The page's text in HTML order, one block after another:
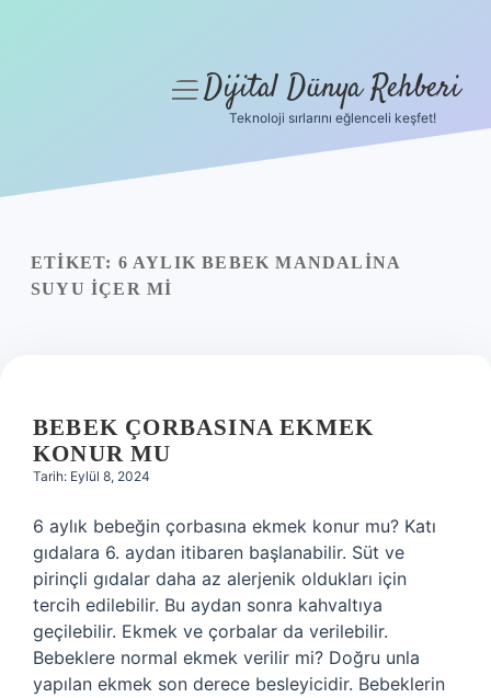
Yasal Uyarı
menüyüDijital Dünya Rehberi
Teknoloji sırlarını eğlenceli keşfet!
ETIKET: 6 AYLIK BEBEK MANDALINA
SUYU IÇER MI
BEBEK ÇORBASINA EKMEK
KONUR MU
Tarih: Eylül 8, 2024
6 aylık bebeğin çorbasına ekmek konur mu? Katı
gıdalara 6. aydan itibaren başlanabilir. Süt ve
pirinçli gıdalar daha az alerjenik oldukları için
tercih edilebilir. Bu aydan sonra kahvaltıya
geçilebilir. Ekmek ve çorbalar da verilebilir.
Bebeklere normal ekmek verilir mi? Doğru unla
yapılan ekmek son derece besleyicidir. Bebeklerin